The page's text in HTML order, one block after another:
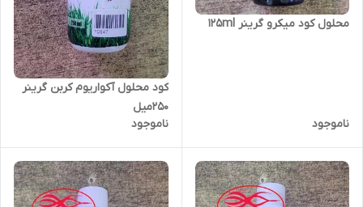
محلول کود میکرو گرینر 125ml
ناموجود
کود محلول آکواریوم کربن گرینر
250میل
ناموجود